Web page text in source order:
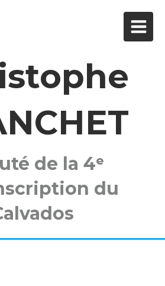
de la 4ᵉ
du